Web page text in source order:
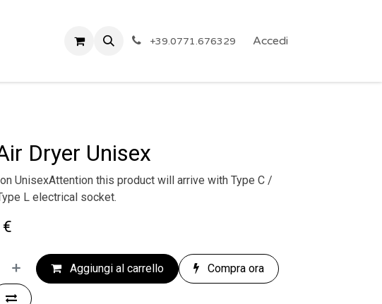
Politica Privacy Eventi ARTICOLI A PREZZO SHOCK!
+39.0771.676329 Accedi
Dryer Unisex
UnisexAttention this product will arrive with Type C /
L electrical socket.
€
Aggiungi al carrello Compra ora